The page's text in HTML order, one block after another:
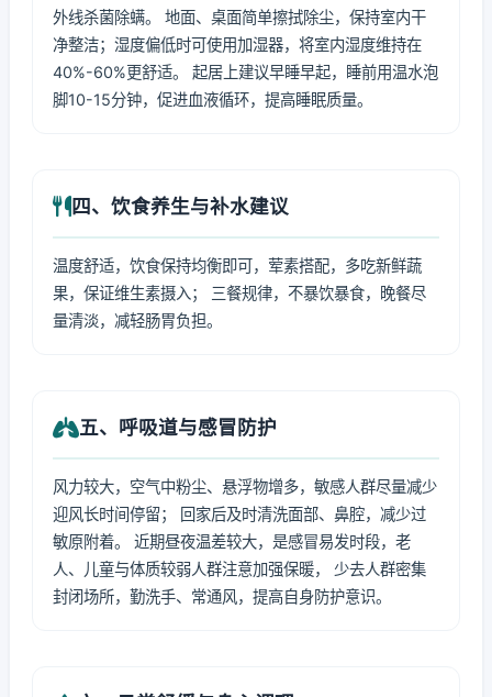
外线杀菌除螨。 地面、桌面简单擦拭除尘，保持室内干
净整洁；湿度偏低时可使用加湿器，将室内湿度维持在
40%-60%更舒适。 起居上建议早睡早起，睡前用温水泡
脚10-15分钟，促进血液循环，提高睡眠质量。
四、饮食养生与补水建议
温度舒适，饮食保持均衡即可，荤素搭配，多吃新鲜蔬
果，保证维生素摄入； 三餐规律，不暴饮暴食，晚餐尽
量清淡，减轻肠胃负担。
五、呼吸道与感冒防护
风力较大，空气中粉尘、悬浮物增多，敏感人群尽量减少
迎风长时间停留； 回家后及时清洗面部、鼻腔，减少过
敏原附着。 近期昼夜温差较大，是感冒易发时段，老
人、儿童与体质较弱人群注意加强保暖， 少去人群密集
封闭场所，勤洗手、常通风，提高自身防护意识。